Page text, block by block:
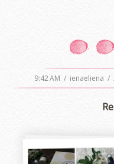
9:42 AM / ienaeliena /